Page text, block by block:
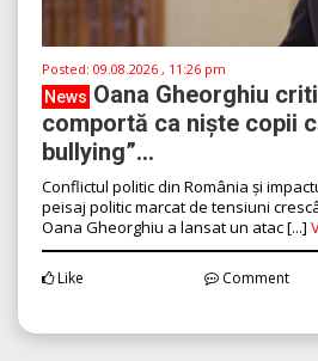
Posted: 09.08.2026 , 11:26 pm
News Oana Gheorghiu
comportă ca niște copii
bullying”...
Conflictul politic din România și
peisaj politic marcat de tensiuni
Oana Gheorghiu a lansat un atac [...]
Like Comment